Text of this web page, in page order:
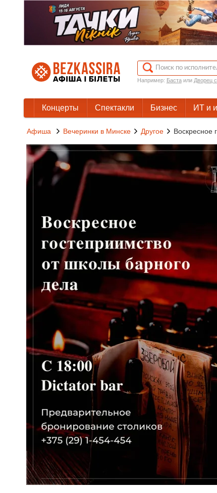
Например: Бастаили Дворец
Концерты Спектакли Бизнес ИТ и
Афиша Вечеринки в Минске Другое Воскресное